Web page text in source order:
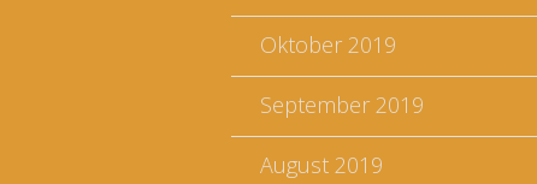
Oktober 2019
September 2019
August 2019